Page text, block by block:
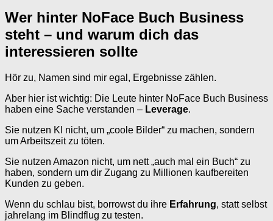
Wer hinter NoFace Buch Business
steht – und warum dich das
interessieren sollte
Hör zu, Namen sind mir egal, Ergebnisse zählen.
Aber hier ist wichtig: Die Leute hinter NoFace Buch Business
haben eine Sache verstanden – Leverage.
Sie nutzen KI nicht, um „coole Bilder“ zu machen, sondern
um Arbeitszeit zu töten.
Sie nutzen Amazon nicht, um nett „auch mal ein Buch“ zu
haben, sondern um dir Zugang zu Millionen kaufbereiten
Kunden zu geben.
Wenn du schlau bist, borrowst du ihre Erfahrung, statt selbst
jahrelang im Blindflug zu testen.